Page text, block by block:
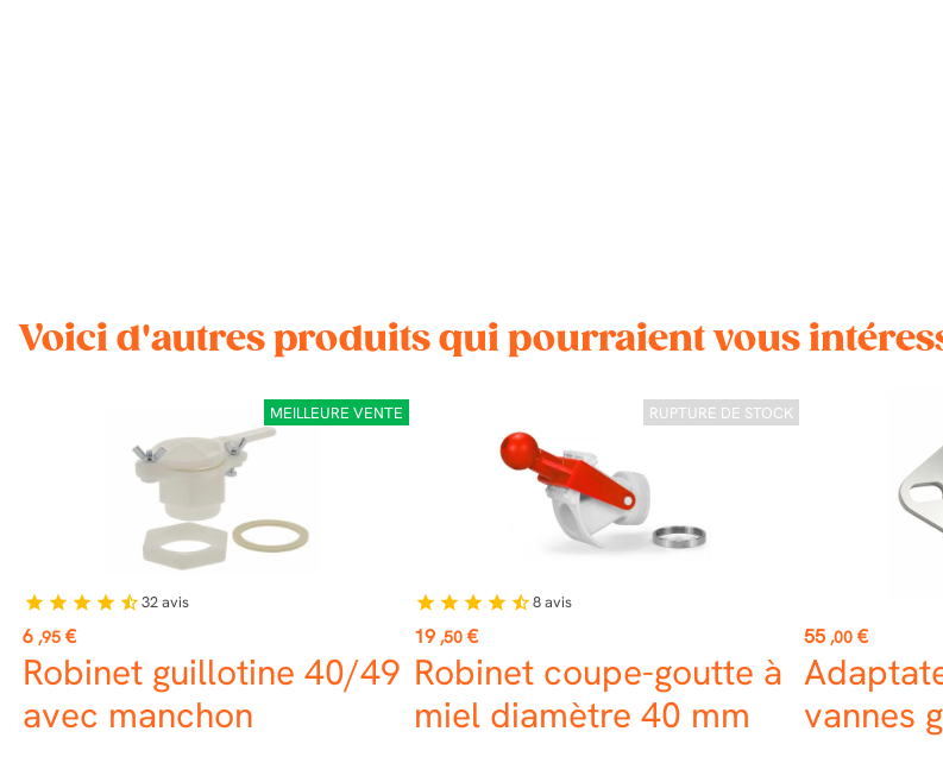
Voici d'autres produits qui pourraient vous
MEILLEURE VENTE
Prix
6 ,95 €
Robinet guillotine 40/49
avec manchon
star star star star star_half32avis
RUPTURE DE STOCK
Prix
19 ,50 €
Robinet coupe-goutte à
miel diamètre 40 mm
star star star star star_half8avis
Prix
55 ,00 €
vannes